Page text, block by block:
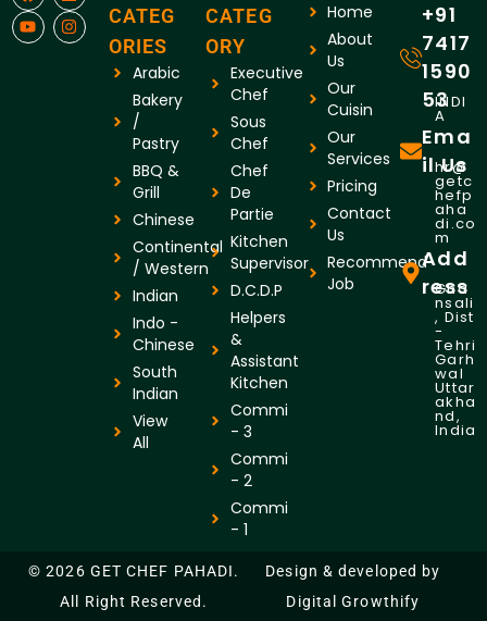
CATEG
ORIES
Arabic
Bakery
/
Pastry
BBQ &
Grill
Chinese
Continental
/ Western
Indian
Indo -
Chinese
South
Indian
View
All
CATEG
ORY
Executive
Chef
Sous
Chef
Chef
De
Partie
Kitchen
Supervisor
D.C.D.P
Helpers
&
Assistant
Kitchen
Commi
- 3
Commi
- 2
Commi
- 1
Home
About
Us
Our
Cuisin
Our
Services
Pricing
Contact
Us
Recommend
Job
+91
7417
1590
53INDI
A
Ema
il Us
hr@
getc
hefp
aha
di.co
m
Add
ress
Gha
nsali
, Dist
-
Tehri
Garh
wal
Uttar
akha
nd,
India
© 2026 GET CHEF PAHADI.
All Right Reserved.
Design & developed by
Digital Growthify